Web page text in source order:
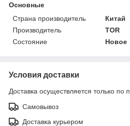
Основные
Страна производитель
Китай
Производитель
TOR
Состояние
Новое
Условия доставки
Доставка осуществляется только по
Самовывоз
Доставка курьером